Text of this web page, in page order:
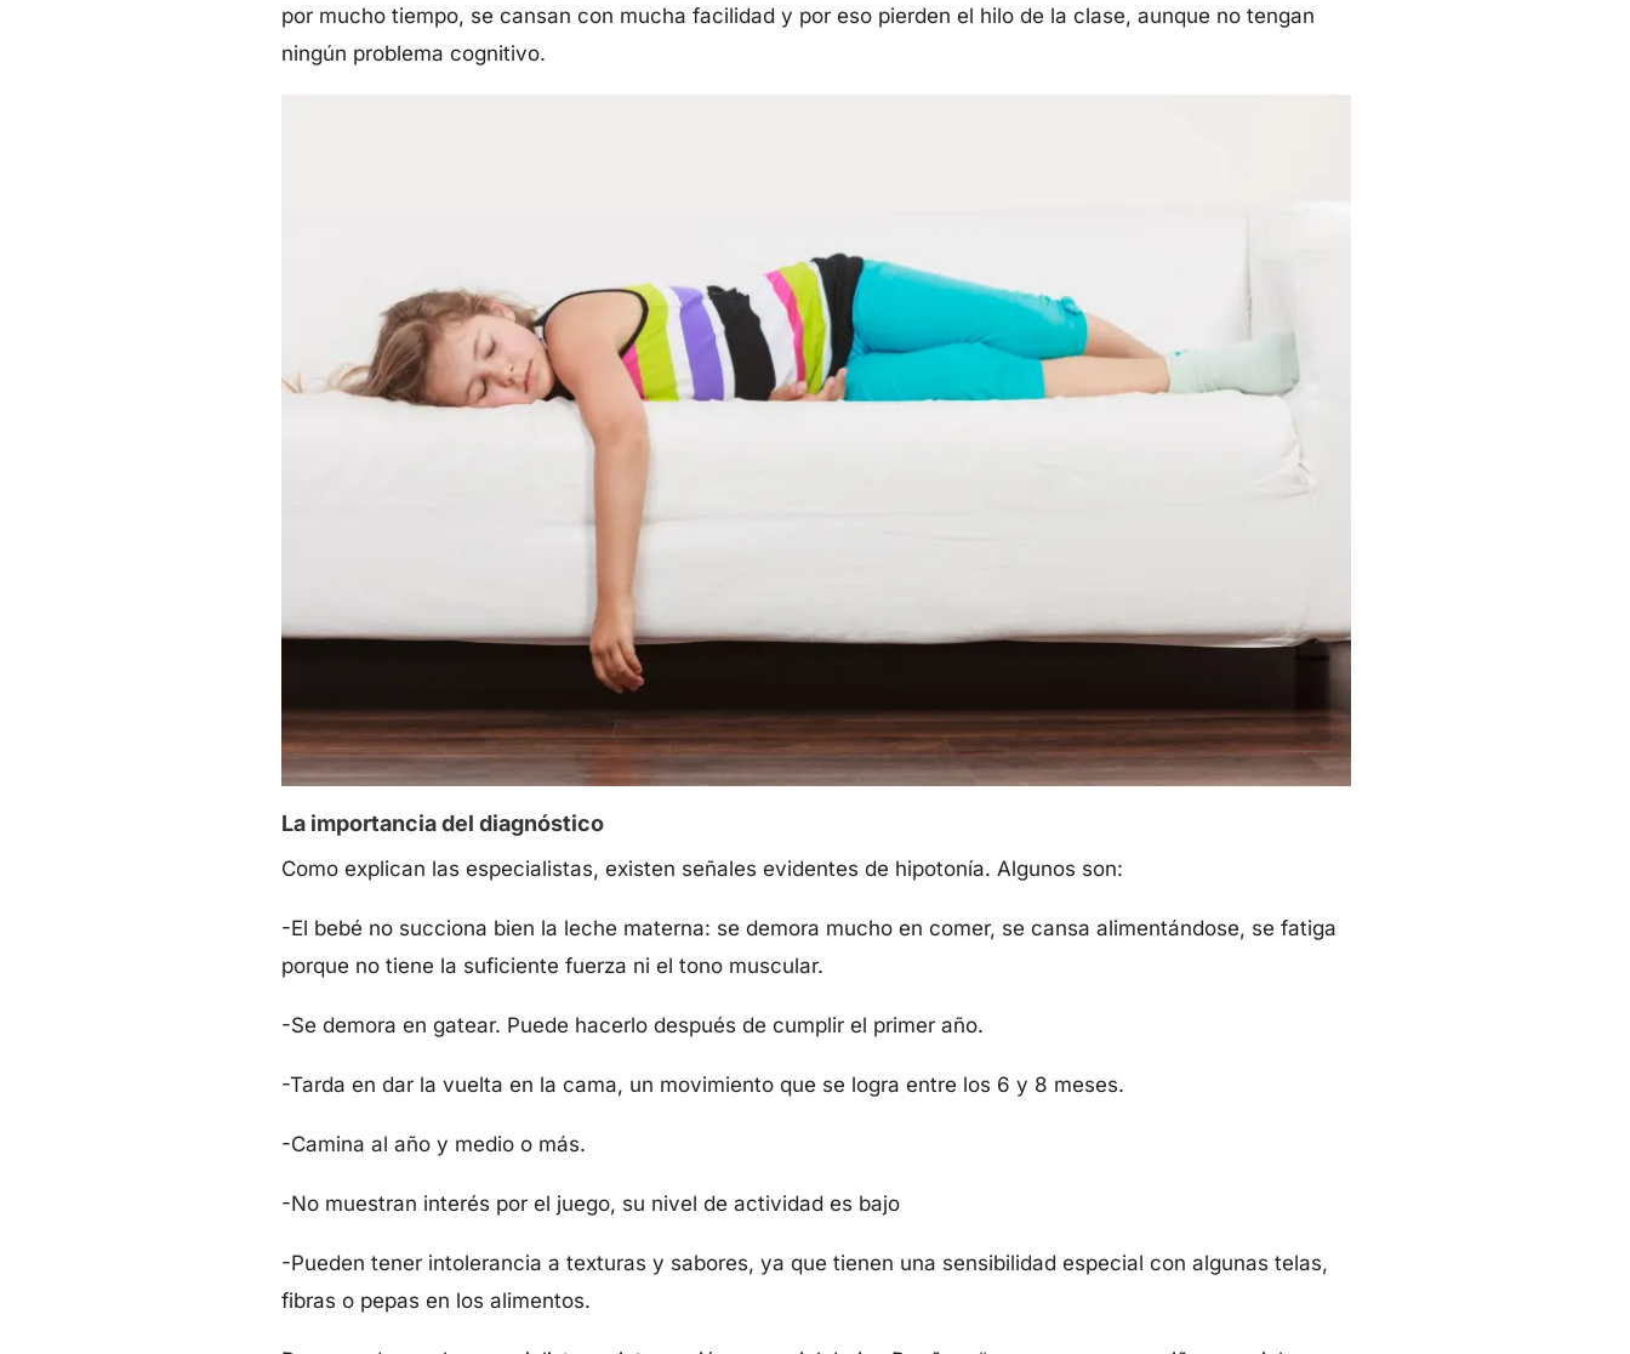
por mucho tiempo, se cansan con mucha facilidad y por eso pierden el hilo de la clase, aunque no tengan
ningún problema cognitivo.
La importancia del diagnóstico
Como explican las especialistas, existen señales evidentes de hipotonía. Algunos son:
-El bebé no succiona bien la leche materna: se demora mucho en comer, se cansa alimentándose, se fatiga
porque no tiene la suficiente fuerza ni el tono muscular.
-Se demora en gatear. Puede hacerlo después de cumplir el primer año.
-Tarda en dar la vuelta en la cama, un movimiento que se logra entre los 6 y 8 meses.
-Camina al año y medio o más.
-No muestran interés por el juego, su nivel de actividad es bajo
-Pueden tener intolerancia a texturas y sabores, ya que tienen una sensibilidad especial con algunas telas,
fibras o pepas en los alimentos.